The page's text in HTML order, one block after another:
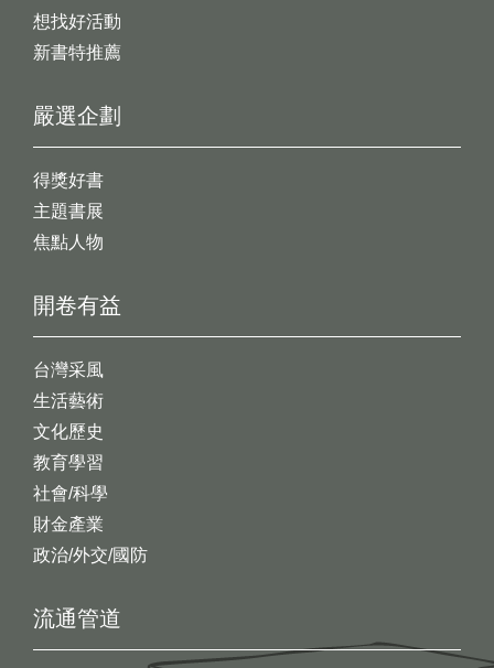
想找好活動
新書特推薦
開卷有益
台灣采風
生活藝術
文化歷史
教育學習
社會/科學
財金產業
政治/外交/國防
嚴選企劃
得獎好書
主題書展
焦點人物
流通管道